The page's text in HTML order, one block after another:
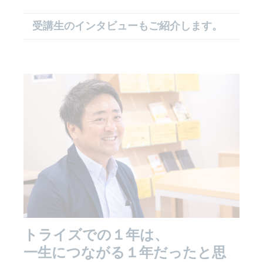
受講生のインタビューもご紹介します。
トライズでの１年は、
一生につながる１年だったと思